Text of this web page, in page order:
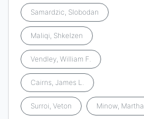
Samardzic, Slobodan
Maliqi, Shkelzen
Vendley, William F.
Cairns, James L.
Surroi, Veton Minow, Martha